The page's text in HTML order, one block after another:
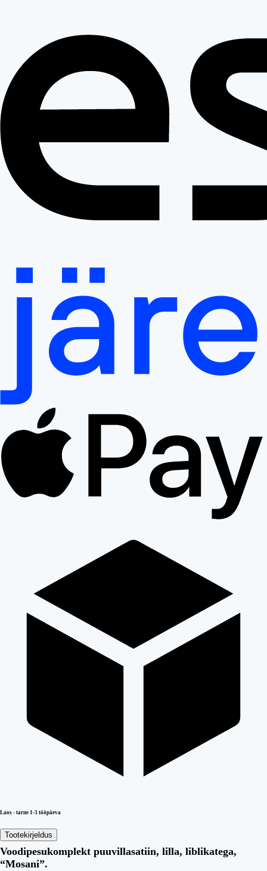
Laos - tarne 1-3 tööpäeva
Tootekirjeldus
Voodipesukomplekt puuvillasatiin, lilla, liblikatega,
“Mosani”.